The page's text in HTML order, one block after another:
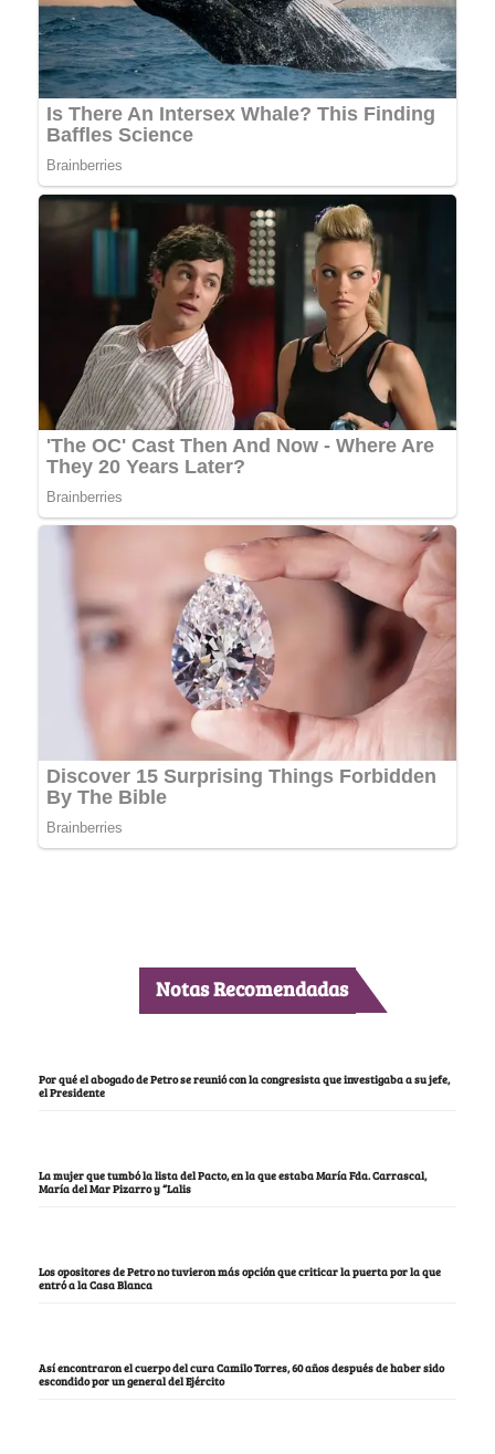
Notas Recomendadas
Por qué el abogado de Petro se reunió con la congresista que investigaba a su jefe,
el Presidente
La mujer que tumbó la lista del Pacto, en la que estaba María Fda. Carrascal,
María del Mar Pizarro y “Lalis
Los opositores de Petro no tuvieron más opción que criticar la puerta por la que
entró a la Casa Blanca
Así encontraron el cuerpo del cura Camilo Torres, 60 años después de haber sido
escondido por un general del Ejército